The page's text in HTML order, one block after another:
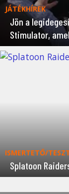
JÁTÉKHÍREK
Jön a
Stimulator,
ISMERTETŐ/
Splatoon